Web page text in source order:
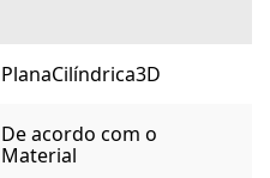
PlanaCilíndrica3D
De acordo com o
Material